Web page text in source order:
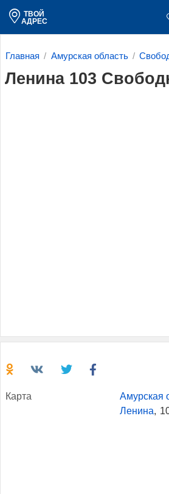
ТВОЙ
АДРЕС
Главная Амурская область
Ленина 103
Кар­та Амурская
Ленина,